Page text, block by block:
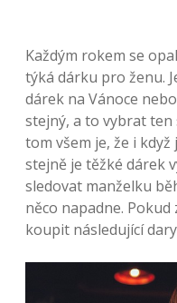
Každým rokem se
týká dárku pro ženu.
dárek na Vánoce
stejný, a to vybrat
tom všem je, že i
stejně je těžké dárek
sledovat manželku
něco napadne.
koupit následující